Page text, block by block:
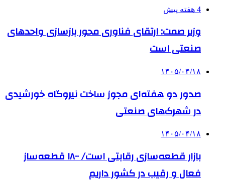
4 هفته پیش
وزیر صمت: ارتقای فناوری محور بازسازی واحدهای
صنعتی است
۱۴۰۵/۰۴/۱۸
صدور دو هفته‌ای مجوز ساخت نیروگاه خورشیدی
در شهرک‌های صنعتی
۱۴۰۵/۰۴/۱۸
بازار قطعه‌سازی رقابتی است/ ۱۸۰۰ قطعه‌ساز
فعال و رقیب در کشور داریم